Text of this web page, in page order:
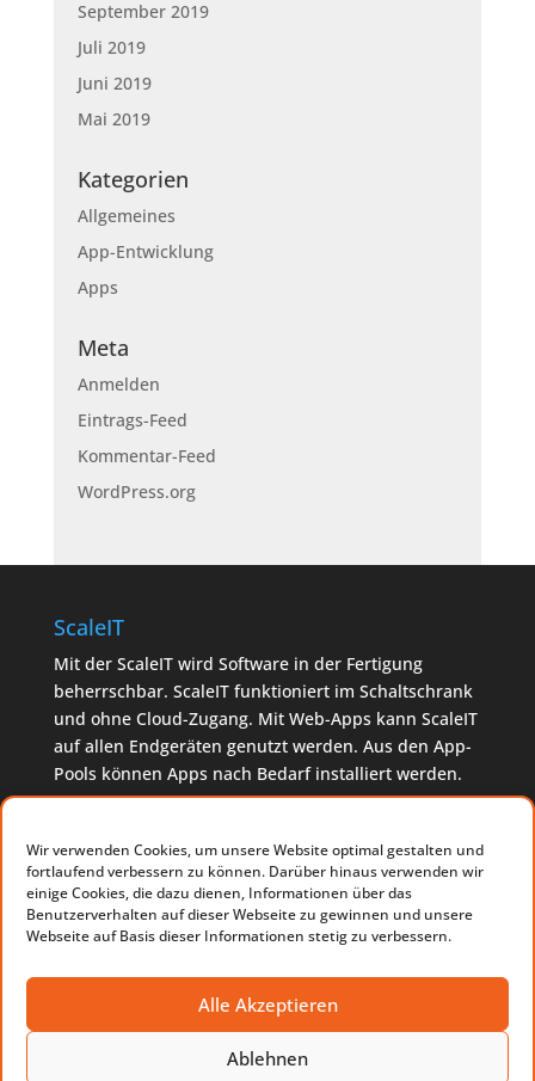
Wir verwenden Cookies, um unsere Website optimal gestalten und
fortlaufend verbessern zu können. Darüber hinaus verwenden wir
einige Cookies, die dazu dienen, Informationen über das
Benutzerverhalten auf dieser Webseite zu gewinnen und unsere
Webseite auf Basis dieser Informationen stetig zu verbessern.
Alle Akzeptieren
Ablehnen
September 2019
Juli 2019
Juni 2019
Mai 2019
Kategorien
Allgemeines
App-Entwicklung
Apps
Meta
Anmelden
Eintrags-Feed
Kommentar-Feed
WordPress.org
ScaleIT
Mit der ScaleIT wird Software in der Fertigung
beherrschbar. ScaleIT funktioniert im Schaltschrank
und ohne Cloud-Zugang. Mit Web-Apps kann ScaleIT
auf allen Endgeräten genutzt werden. Aus den App-
Pools können Apps nach Bedarf installiert werden.
Ondics GmbH
Tel. 0711/3100931-00